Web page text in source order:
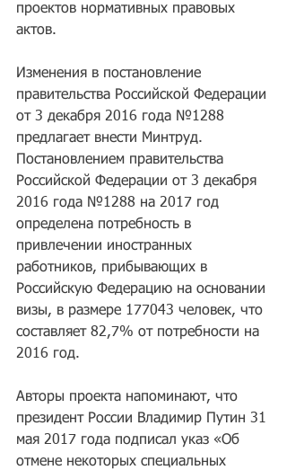
проектов нормативных правовых
актов.
Изменения в постановление
правительства Российской Федерации
от 3 декабря 2016 года №1288
предлагает внести Минтруд.
Постановлением правительства
Российской Федерации от 3 декабря
2016 года №1288 на 2017 год
определена потребность в
привлечении иностранных
работников, прибывающих в
Российскую Федерацию на основании
визы, в размере 177043 человек, что
составляет 82,7% от потребности на
2016 год.
Авторы проекта напоминают, что
президент России Владимир Путин 31
мая 2017 года подписал указ «Об
отмене некоторых специальных